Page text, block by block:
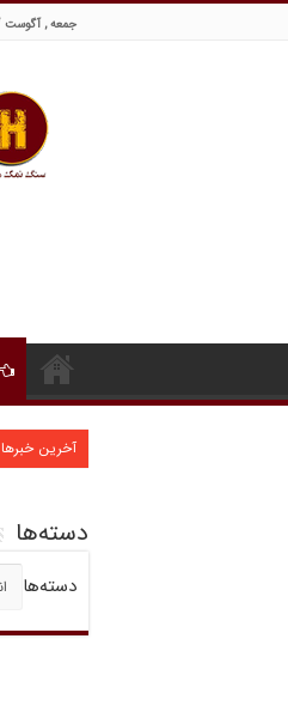
جمعه , آگوست 7 2026
آخرین خبرها
دسته‌ها
دسته‌ها